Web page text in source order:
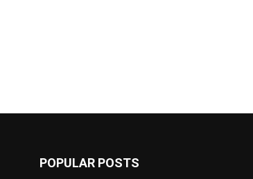
POPULAR POSTS